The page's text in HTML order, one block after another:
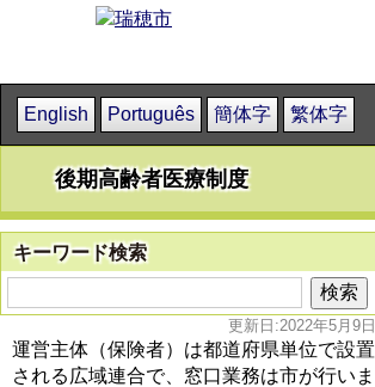
English Português 簡体字 繁体字
後期高齢者医療制度
キーワード検索
更新日:2022年5月9日
運営主体（保険者）は都道府県単位で設置
される広域連合で、窓口業務は市が行いま